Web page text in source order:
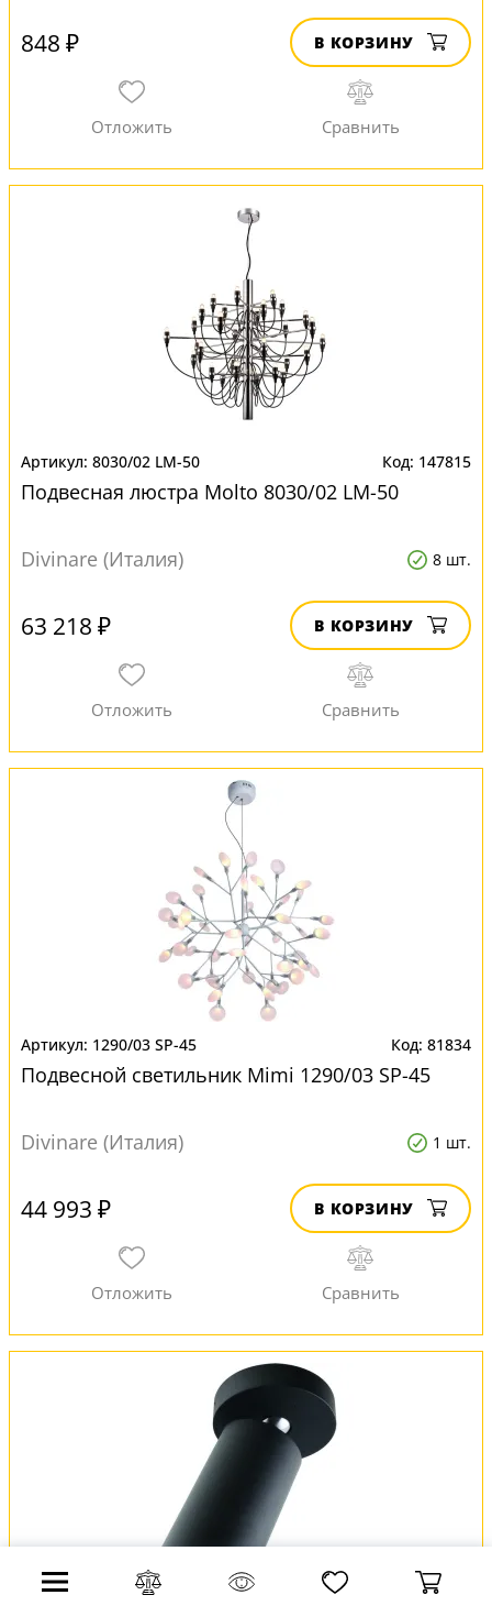
848 ₽ В КОРЗИНУ
8030/02 LM-50 147815
Подвесная люстра Molto 8030/02 LM-50
Divinare (Италия) 8 шт.
63 218 ₽ В КОРЗИНУ
1290/03 SP-45 81834
Подвесной светильник Mimi 1290/03 SP-45
Divinare (Италия) 1 шт.
44 993 ₽ В КОРЗИНУ